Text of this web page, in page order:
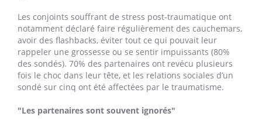
Les conjoints souffrant de stress post-traumatique ont
notamment déclaré faire régulièrement des cauchemars,
avoir des flashbacks, éviter tout ce qui pouvait leur
rappeler une grossesse ou se sentir impuissants (80%
des sondés). 70% des partenaires ont revécu plusieurs
fois le choc dans leur tête, et les relations sociales d’un
sondé sur cinq ont été affectées par le traumatisme.
"Les partenaires sont souvent ignorés"